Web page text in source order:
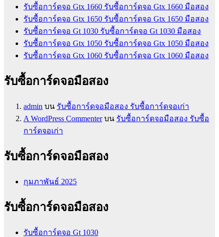
รับซื้อการ์ดจอ Gtx 1660 รับซื้อการ์ดจอ Gtx 1660 มือสอง
รับซื้อการ์ดจอ Gtx 1650 รับซื้อการ์ดจอ Gtx 1650 มือสอง
รับซื้อการ์ดจอ Gt 1030 รับซื้อการ์ดจอ Gt 1030 มือสอง
รับซื้อการ์ดจอ Gtx 1050 รับซื้อการ์ดจอ Gtx 1050 มือสอง
รับซื้อการ์ดจอ Gtx 1060 รับซื้อการ์ดจอ Gtx 1060 มือสอง
รับซื้อการ์ดจอมือสอง
admin บน รับซื้อการ์ดจอมือสอง รับซื้อการ์ดจอเก่า
A WordPress Commenterบน รับซื้อการ์ดจอมือสอง รับซื้อ
การ์ดจอเก่า
รับซื้อการ์ดจอมือสอง
กุมภาพันธ์ 2025
รับซื้อการ์ดจอมือสอง
รับซื้อการ์ดจอ Gt 1030